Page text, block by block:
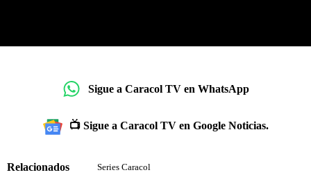
Sigue a Caracol TV en WhatsApp
📺 Sigue a Caracol TV en Google Noticias.
Relacionados Series Caracol